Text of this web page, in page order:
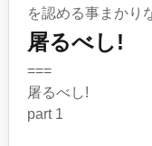
を認める事まかり
屠るべし!
===
屠るべし!
part 1